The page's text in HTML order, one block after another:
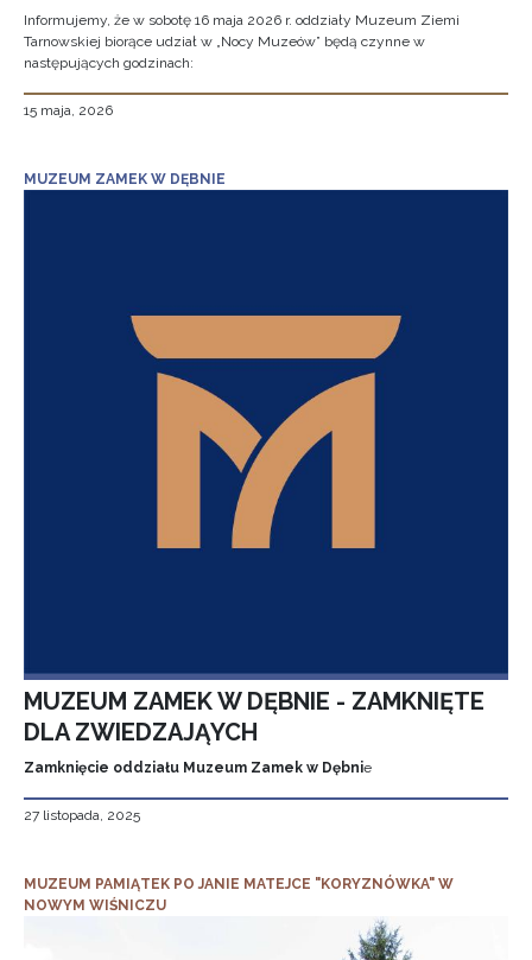
Informujemy, że w sobotę 16 maja 2026 r. oddziały Muzeum Ziemi
Tarnowskiej biorące udział w „Nocy Muzeów” będą czynne w
następujących godzinach:
15 maja, 2026
MUZEUM ZAMEK W DĘBNIE
MUZEUM ZAMEK W DĘBNIE - ZAMKNIĘTE
DLA ZWIEDZAJĄYCH
Zamknięcie oddziału Muzeum Zamek w Dębnie
27 listopada, 2025
MUZEUM PAMIĄTEK PO JANIE MATEJCE "KORYZNÓWKA" W
NOWYM WIŚNICZU